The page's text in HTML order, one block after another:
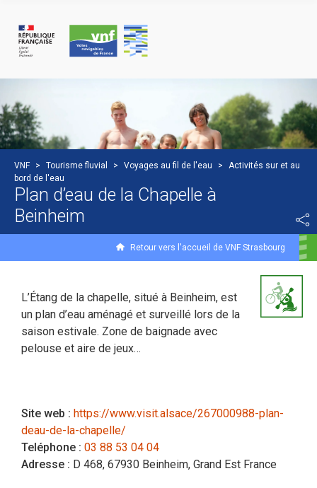
VNF > Tourisme fluvial > Voyages au fil de l'eau >
Activités sur et au
bord de l'eau
Plan d’eau de la Chapelle à
Beinheim
Retour vers l'accueil de VNF Strasbourg
L’Étang de la chapelle, situé à Beinheim, est
un plan d’eau aménagé et surveillé lors de la
saison estivale. Zone de baignade avec
pelouse et aire de jeux…
Site web : https://www.visit.alsace/267000988-plan-
deau-de-la-chapelle/
Teléphone : 03 88 53 04 04
Adresse : D 468, 67930 Beinheim, Grand Est France